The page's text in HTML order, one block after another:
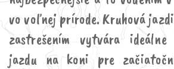
vo voľnej prírode. Kruhová
zastrešením vytvára
jazdu na koni pre